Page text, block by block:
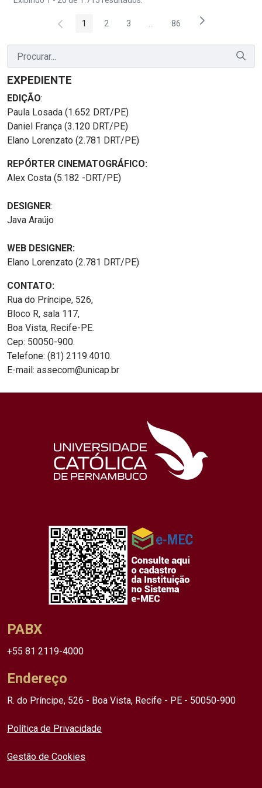
Página
1 Página
2 Página
3 Páginas intermediárias Usar
Página
86
EXPEDIENTE
EDIÇÃO:
Paula Losada (1.652 DRT/PE)
Daniel França (3.120 DRT/PE)
Elano Lorenzato (2.781 DRT/PE)
REPÓRTER CINEMATOGRÁFICO:
Alex Costa (5.182 -DRT/PE)
DESIGNER:
Java Araújo
WEB DESIGNER:
Elano Lorenzato (2.781 DRT/PE)
CONTATO:
Rua do Príncipe, 526,
Bloco R, sala 117,
Boa Vista, Recife-PE.
Cep: 50050-900.
Telefone: (81) 2119.4010.
E-mail: assecom@unicap.br
PABX
+55 81 2119-4000
Endereço
R. do Príncipe, 526 - Boa Vista, Recife - PE - 50050-900
Política de Privacidade
Gestão de Cookies